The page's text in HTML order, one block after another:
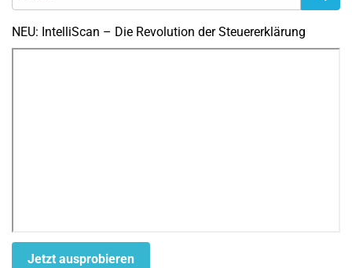
NEU: IntelliScan – Die Revolution der Steuererklärung
Jetzt ausprobieren